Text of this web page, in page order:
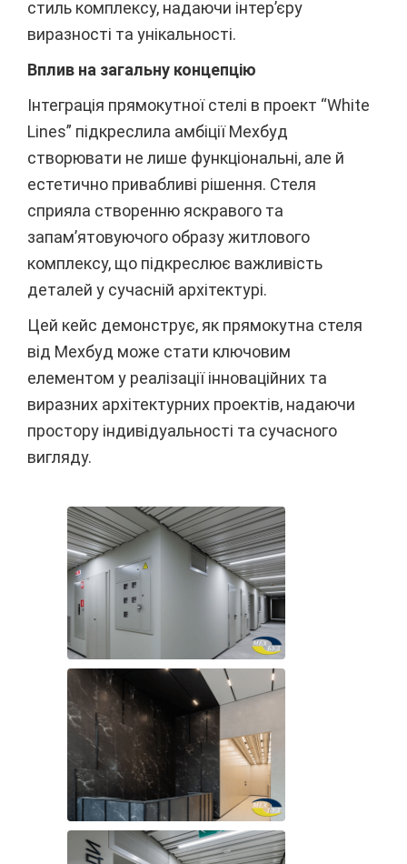
стиль комплексу, надаючи інтер’єру
виразності та унікальності.
Вплив на загальну концепцію
Інтеграція прямокутної стелі в проект “White
Lines” підкреслила амбіції Мехбуд
створювати не лише функціональні, але й
естетично привабливі рішення. Стеля
сприяла створенню яскравого та
запам’ятовуючого образу житлового
комплексу, що підкреслює важливість
деталей у сучасній архітектурі.
Цей кейс демонструє, як прямокутна стеля
від Мехбуд може стати ключовим
елементом у реалізації інноваційних та
виразних архітектурних проектів, надаючи
простору індивідуальності та сучасного
вигляду.